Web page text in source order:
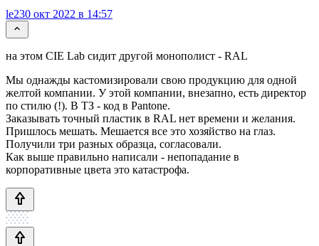
le230 окт 2022 в 14:57
на этом CIE Lab сидит другой монополист - RAL
Мы однажды кастомизировали свою продукцию для одной
желтой компании. У этой компании, внезапно, есть директор
по стилю (!). В ТЗ - код в Pantone.
Заказывать точный пластик в RAL нет времени и желания.
Пришлось мешать. Мешается все это хозяйство на глаз.
Получили три разных образца, согласовали.
Как выше правильно написали - непопадание в
корпоративные цвета это катастрофа.